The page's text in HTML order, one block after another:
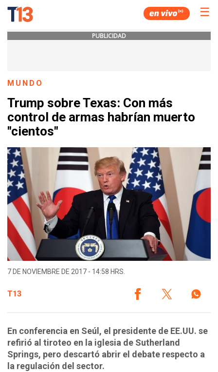
☰
PUBLICIDAD
MUNDO
Trump sobre Texas: Con más
control de armas habrían muerto
"cientos"
7 DE NOVIEMBRE DE 2017 - 14:58 HRS.
T13
En conferencia en Seúl, el presidente de EE.UU. se
refirió al tiroteo en la iglesia de Sutherland
Springs, pero descartó abrir el debate respecto a
la regulación del sector.